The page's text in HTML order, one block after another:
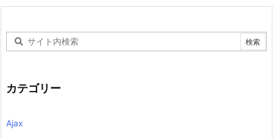
カテゴリー
Ajax